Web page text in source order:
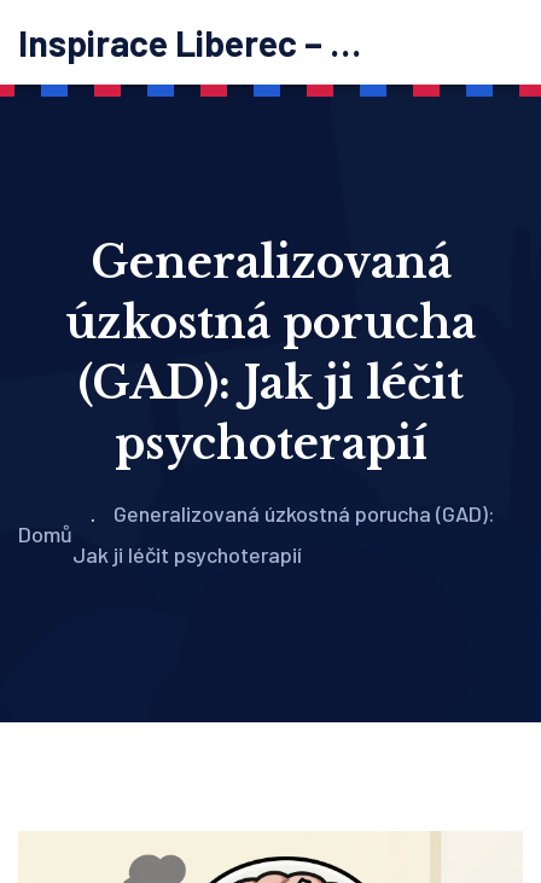
Inspirace Liberec – psychoterapie
Generalizovaná
úzkostná porucha
(GAD): Jak ji léčit
psychoterapií
Domů
Generalizovaná úzkostná porucha (GAD):
Jak ji léčit psychoterapií